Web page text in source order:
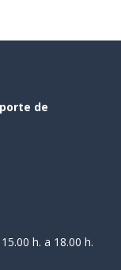
de
h. a 18.00 h.